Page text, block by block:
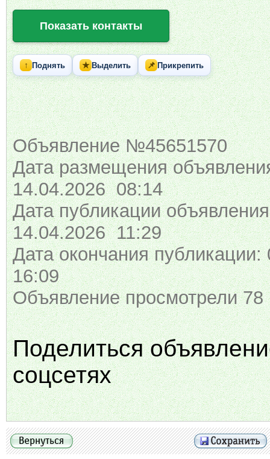
Показать контакты
↑ Поднять ★ Выделить 📌 Прикрепить
Объявление №45651570
Дата размещения
14.04.2026 08:14
Дата публикации
14.04.2026 11:29
Дата окончания публикации:
16:09
Объявление просмотрели 78
Поделиться
соцсетях